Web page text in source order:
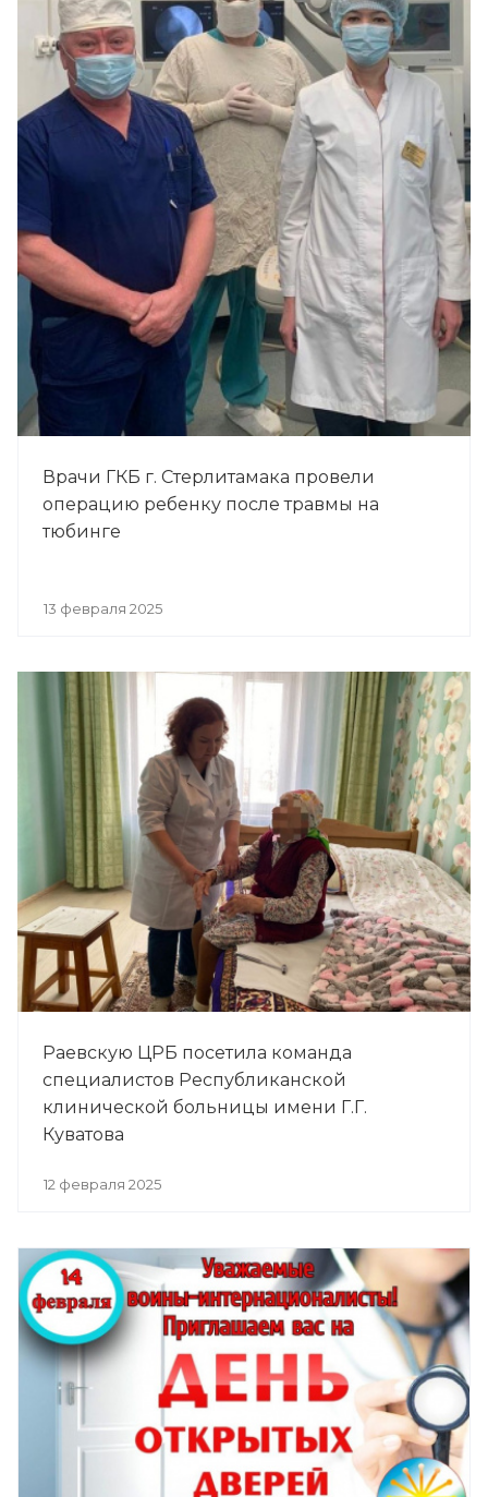
Врачи ГКБ г. Стерлитамака провели
операцию ребенку после травмы на
тюбинге
13 февраля 2025
Раевскую ЦРБ посетила команда
специалистов Республиканской
клинической больницы имени Г.Г.
Куватова
12 февраля 2025